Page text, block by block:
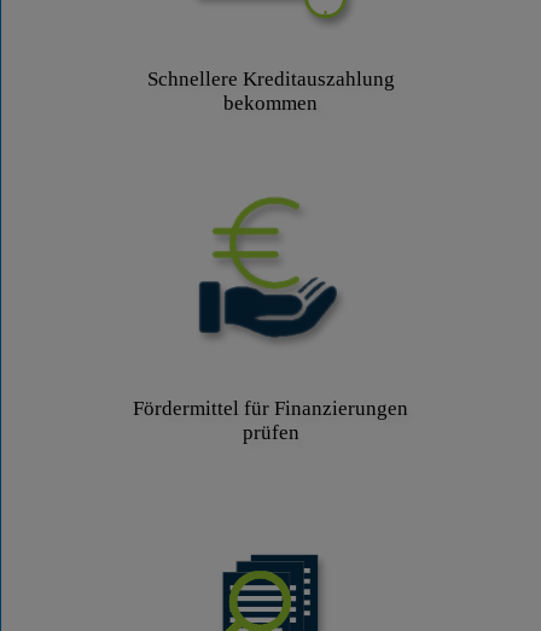
Schnellere Kreditauszahlung
bekommen
Fördermittel für Finanzierungen
prüfen